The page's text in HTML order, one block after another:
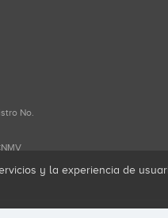
No.
y la experiencia de